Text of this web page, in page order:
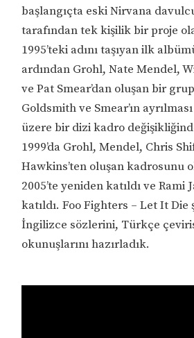
başlangıçta eski Nirvana
tarafından tek kişilik bir proje
1995’teki adını taşıyan ilk
ardından Grohl, Nate Mendel,
ve Pat Smear’dan oluşan bir
Goldsmith ve Smear’ın
üzere bir dizi kadro
1999’da Grohl, Mendel, Chris
Hawkins’ten oluşan kadrosunu
2005’te yeniden katıldı ve Rami
katıldı. Foo Fighters – Let It Die
İngilizce sözlerini, Türkçe
okunuşlarını hazırladık.